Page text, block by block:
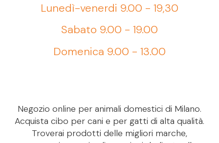
Lunedì-venerdi 9.00 - 19,30
Sabato 9.00 - 19.00
Domenica 9.00 - 13.00
Negozio online per animali domestici di Milano.
Acquista cibo per cani e per gatti di alta qualità.
Troverai prodotti delle migliori marche,